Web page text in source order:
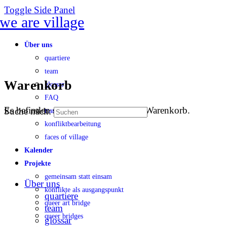
Toggle Side Panel
Über uns
quartiere
team
glossar
FAQ
transparenz
konfliktbearbeitung
faces of village
Kalender
Projekte
gemeinsam statt einsam
konflikte als ausgangspunkt
queer art bridge
queer bridges
Warenkorb
Es befinden sich keine Produkte im Warenkorb.
Suche nach:
Über uns
quartiere
team
glossar